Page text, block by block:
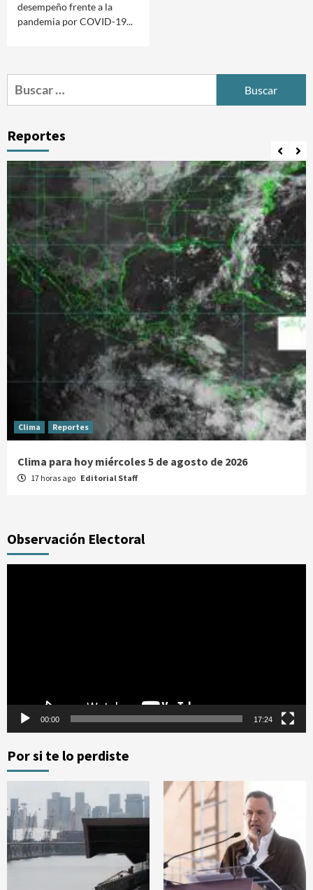
desempeño frente a la
pandemia por COVID-19...
Buscar:
Reportes
Clima Reportes
Clima para hoy miércoles 5 de agosto de 2026
17 horas ago Editorial Staff
Observación Electoral
00:00 17:24
Por si te lo perdiste